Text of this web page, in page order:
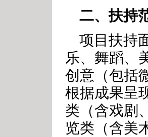
二、扶持
项目扶持
乐、舞蹈、
创意（包括
根据成果呈
类（含戏剧
览类（含美